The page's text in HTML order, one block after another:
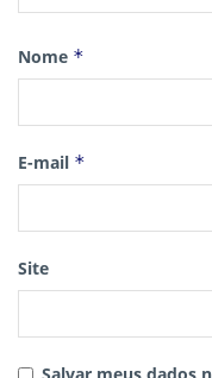
Nome *
E-mail *
Site